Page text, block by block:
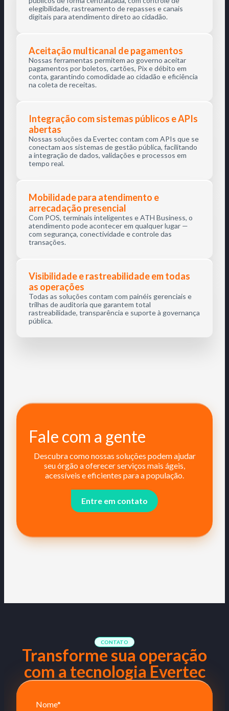
elegibilidade, rastreamento de repasses e canais
digitais para atendimento direto ao cidadão.
Aceitação multicanal de pagamentos
Nossas ferramentas permitem ao governo aceitar
pagamentos por boletos, cartões, Pix e débito em
conta, garantindo comodidade ao cidadão e eficiência
na coleta de receitas.
Integração com sistemas públicos e APIs
abertas
Nossas soluções da Evertec contam com APIs que se
conectam aos sistemas de gestão pública, facilitando
a integração de dados, validações e processos em
tempo real.
Mobilidade para atendimento e
arrecadação presencial
Com POS, terminais inteligentes e ATH Business, o
atendimento pode acontecer em qualquer lugar —
com segurança, conectividade e controle das
transações.
Visibilidade e rastreabilidade em todas
as operações
Todas as soluções contam com painéis gerenciais e
trilhas de auditoria que garantem total
rastreabilidade, transparência e suporte à governança
pública.
Fale com a gente
Descubra como nossas soluções podem ajudar
seu órgão a oferecer serviços mais ágeis,
acessíveis e eficientes para a população.
Entre em contato
CONTATO
Transforme sua operação
com a tecnologia Evertec
Nome*